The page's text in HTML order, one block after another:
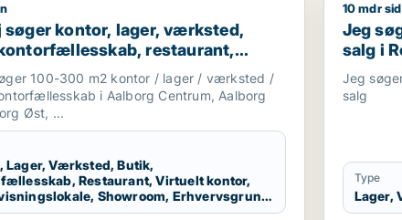
SV eller Aalborg SØ m.fl.
kontor, lager, værksted, butik, kontorfællesskab,
søger kontor, lager, værksted,
restaurant,
kontor, undervisningslokale,
erhvervsgrund,
eller garage til leje i
Centrum, Aalborg SØ eller
Øst m.fl.
100-300 m2 kontor / lager / værksted /
i Aalborg Centrum, Aalborg
Øst, ...
Lager, Værksted, Butik,
Restaurant, Virtuelt kontor,
Showroom, Erhvervsgrund,
Garage
Jeg
10 mdr
Jeg
salg i
Jeg
salg
Type
Lager,